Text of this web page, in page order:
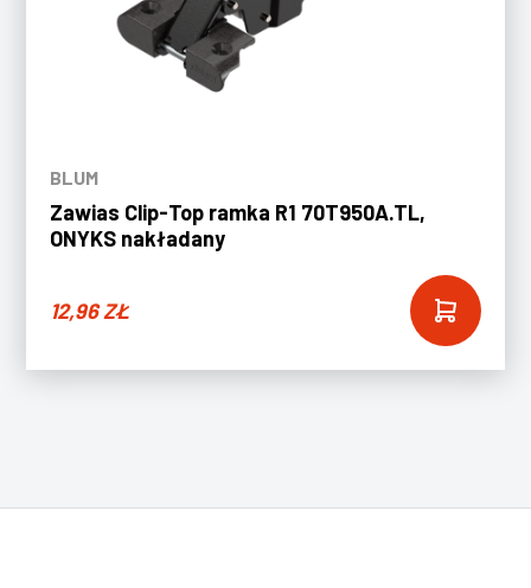
BLUM
Zawias Clip-Top ramka R1 70T950A.TL,
ONYKS nakładany
12,96ZŁ